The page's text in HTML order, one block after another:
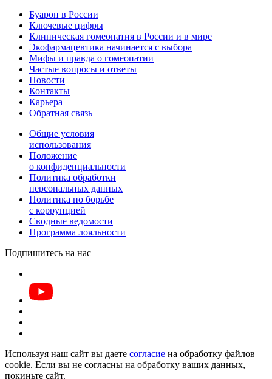
Буарон в России
Ключевые цифры
Клиническая гомеопатия в России и в мире
Экофармацевтика начинается с выбора
Мифы и правда о гомеопатии
Частые вопросы и ответы
Новости
Контакты
Карьера
Обратная связь
Общие условия
использования
Положение
о конфиденциальности
Политика обработки
персональных данных
Политика по борьбе
с коррупцией
Сводные ведомости
Программа лояльности
Подпишитесь на нас
Используя наш сайт вы даете согласие на обработку файлов
cookie. Если вы не согласны на обработку ваших данных,
покиньте сайт.